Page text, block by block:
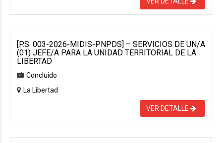
[P.S. 003-2026-MIDIS-PNPDS] – SERVICIOS DE UN/A
(01) JEFE/A PARA LA UNIDAD TERRITORIAL DE LA
LIBERTAD
Concluido
La Libertad
VER DETALLE